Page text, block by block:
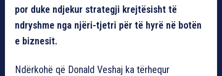
por duke ndjekur strategji krejtësisht të
ndryshme nga njëri-tjetri për të hyrë në botën
e biznesit.
Ndërkohë që Donald Veshaj ka tërhequr